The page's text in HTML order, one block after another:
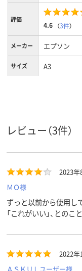
評価
4.6 （3件）
メーカー エプソン
サイズ A3
レビュー（3件）
2023年
ＭＯ様
ずっと以前から使用し
「これがいい」、とのこ
2022年
ＡＳＫＵＬユーザー様